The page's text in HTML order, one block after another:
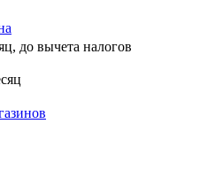
до вычета налогов